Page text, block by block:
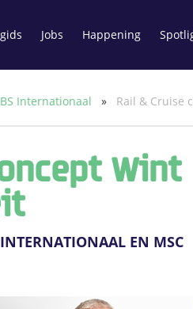
Jobs Happening
Internationaal » Rail & Cruise
Wint
EN MSC